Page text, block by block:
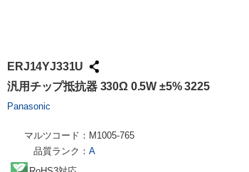
ERJ14YJ331U
汎用チップ抵抗器 330Ω 0.5W ±5% 3225
Panasonic
マルツコード： M1005-765
品質ランク： A